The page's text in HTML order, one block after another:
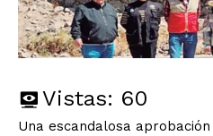
Vistas: 60
Una escandalosa